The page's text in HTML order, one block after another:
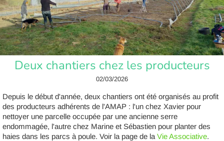
Deux chantiers chez les producteurs
02/03/2026
Depuis le début d'année, deux chantiers ont été organisés au profit
des producteurs adhérents de l'AMAP : l'un chez Xavier pour
nettoyer une parcelle occupée par une ancienne serre
endommagée, l'autre chez Marine et Sébastien pour planter des
haies dans les parcs à poule. Voir la page de la Vie Associative.